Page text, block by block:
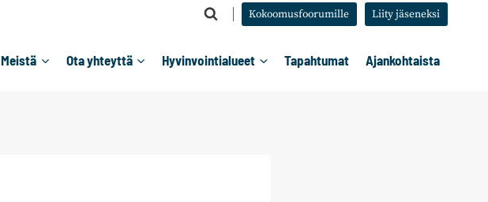
Kokoomusfoorumille Liity jäseneksi
Meistä Ota yhteyttä Hyvinvointialueet Tapahtumat Ajankohtaista